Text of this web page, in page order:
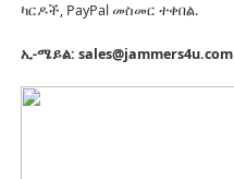
ካርዶች, PayPal መስመር ተቀበል.
ኢ-ሜይል: sales@jammers4u.com